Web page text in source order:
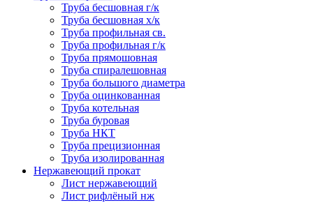
Труба бесшовная г/к
Труба бесшовная х/к
Труба профильная св.
Труба профильная г/к
Труба прямошовная
Труба спиралешовная
Труба большого диаметра
Труба оцинкованная
Труба котельная
Труба буровая
Труба НКТ
Труба прецизионная
Труба изолированная
Нержавеющий прокат
Лист нержавеющий
Лист рифлёный нж